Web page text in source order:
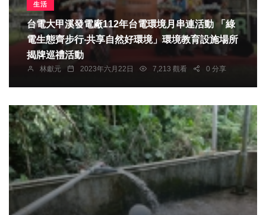
生活
台電大甲溪發電廠112年台電環境月串連活動 「綠
電生態齊步行‧共享自然好環境」環境教育設施場所
揭牌巡禮活動
林獻元 2023年六月22日 7,213 觀看 0 分享